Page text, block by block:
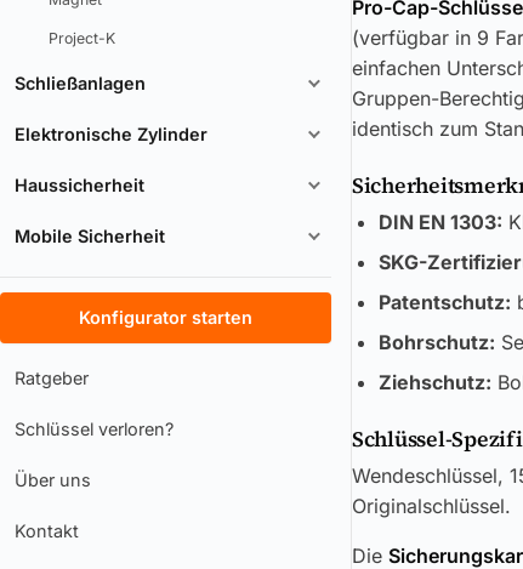
Project-K
Schließanlagen
Elektronische Zylinder
Haussicherheit
Mobile Sicherheit
Konfigurator starten
Ratgeber
Schlüssel verloren?
Über uns
Kontakt
Pro-Cap-
(verfügbar in 9
einfachen
Gruppen-
identisch zum
DIN EN 1303:
SKG-
Patentschutz:
Bohrschutz:
Ziehschutz:
Schlüssel-
Wendeschlüssel,
Originalschlüssel.
Die